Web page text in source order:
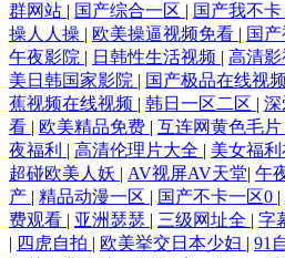
群网站 | 国产综合一区 | 国产我不卡
操人人操 | 欧美操逼视频免看 | 国
午夜影院 | 日韩性生活视频 | 高清
美日韩国家影院 | 国产极品在线视频
蕉视频在线视频 | 韩日一区二区 | 深
看 | 欧美精品免费 | 互连网黄色毛片
夜福利 | 高清伦理片大全 | 美女福
超碰欧美人妖 | AV视屏AV天堂| 午
产 | 精品动漫一区 | 国产不卡一区0 |
费观看 | 亚洲瑟瑟 | 三级网址全 | 字
| 四虎自拍 | 欧美挙交日本少妇 | 91